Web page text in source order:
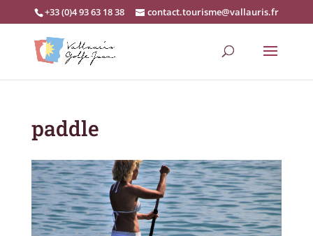
+33 (0)4 93 63 18 38 contact.tourisme@vallauris.fr
paddle